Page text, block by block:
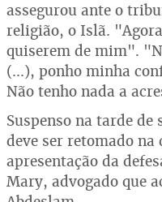
assegurou ante o
religião, o Islã.
quiserem de mim".
(...), ponho minha
Não tenho nada a
Suspenso na tarde
deve ser retomado
apresentação da
Mary, advogado que